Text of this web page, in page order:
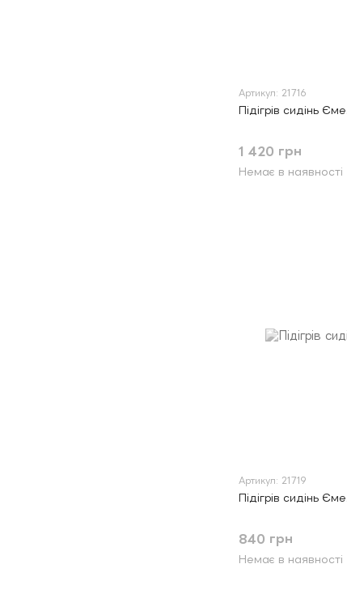
Артикул: 21716
Підігрів сидінь
1 420 грн
Немає в наявності
Артикул: 21719
Підігрів сидінь
840 грн
Немає в наявності